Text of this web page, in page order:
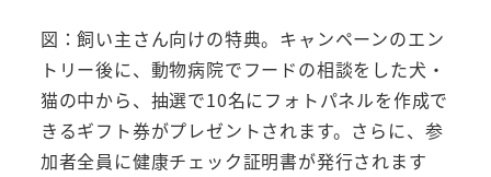
図：飼い主さん向けの特典。キャンペーンのエン
トリー後に、動物病院でフードの相談をした犬・
猫の中から、抽選で10名にフォトパネルを作成で
きるギフト券がプレゼントされます。さらに、参
加者全員に健康チェック証明書が発行されます